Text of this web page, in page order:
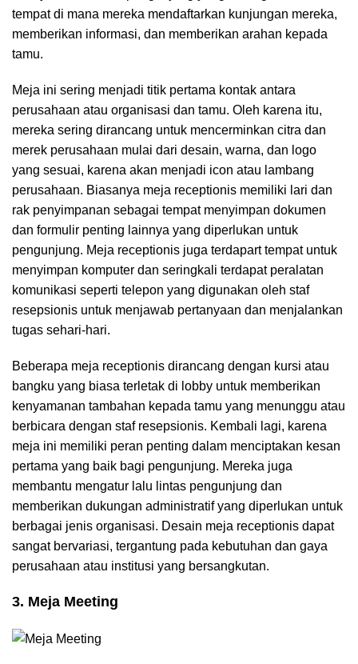
tempat di mana mereka mendaftarkan kunjungan mereka,
memberikan informasi, dan memberikan arahan kepada
tamu.
Meja ini sering menjadi titik pertama kontak antara
perusahaan atau organisasi dan tamu. Oleh karena itu,
mereka sering dirancang untuk mencerminkan citra dan
merek perusahaan mulai dari desain, warna, dan logo
yang sesuai, karena akan menjadi icon atau lambang
perusahaan. Biasanya meja receptionis memiliki lari dan
rak penyimpanan sebagai tempat menyimpan dokumen
dan formulir penting lainnya yang diperlukan untuk
pengunjung. Meja receptionis juga terdapart tempat untuk
menyimpan komputer dan seringkali terdapat peralatan
komunikasi seperti telepon yang digunakan oleh staf
resepsionis untuk menjawab pertanyaan dan menjalankan
tugas sehari-hari.
Beberapa meja receptionis dirancang dengan kursi atau
bangku yang biasa terletak di lobby untuk memberikan
kenyamanan tambahan kepada tamu yang menunggu atau
berbicara dengan staf resepsionis. Kembali lagi, karena
meja ini memiliki peran penting dalam menciptakan kesan
pertama yang baik bagi pengunjung. Mereka juga
membantu mengatur lalu lintas pengunjung dan
memberikan dukungan administratif yang diperlukan untuk
berbagai jenis organisasi. Desain meja receptionis dapat
sangat bervariasi, tergantung pada kebutuhan dan gaya
perusahaan atau institusi yang bersangkutan.
3. Meja Meeting